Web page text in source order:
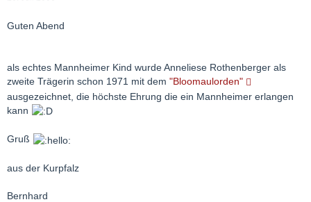
Guten Abend
als echtes Mannheimer Kind wurde Anneliese Rothenberger als
zweite Trägerin schon 1971 mit dem "Bloomaulorden"
ausgezeichnet, die höchste Ehrung die ein Mannheimer erlangen
kann
Gruß
aus der Kurpfalz
Bernhard